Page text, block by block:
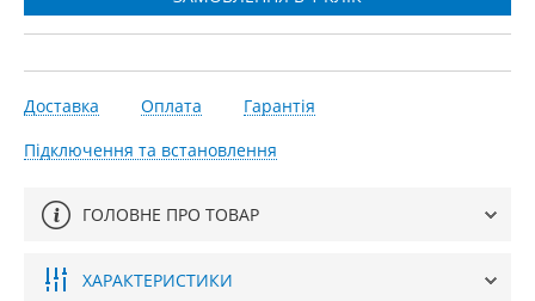
Доставка Оплата
Гарантія
Підключення та встановлення
ГОЛОВНЕ ПРО ТОВАР
ХАРАКТЕРИСТИКИ